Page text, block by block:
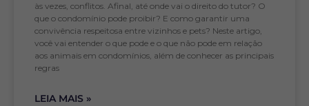
às vezes, conflitos. Afinal, até onde vai o direito do tutor? O
que o condomínio pode proibir? E como garantir uma
convivência respeitosa entre vizinhos e pets? Neste artigo,
você vai entender o que pode e o que não pode em relação
aos animais em condomínios, além de conhecer as principais
regras
LEIA MAIS »